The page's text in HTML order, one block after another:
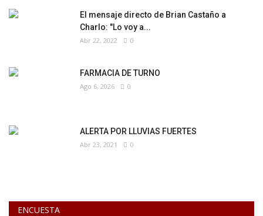
El mensaje directo de Brian Castaño a
Charlo: "Lo voy a...
Abr 22, 2022 0
FARMACIA DE TURNO
Ago 6, 2026 0
ALERTA POR LLUVIAS FUERTES
Abr 23, 2021 0
ENCUESTA